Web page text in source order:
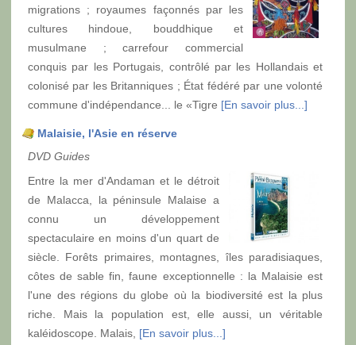
migrations ; royaumes façonnés par les
cultures hindoue, bouddhique et
musulmane ; carrefour commercial
conquis par les Portugais, contrôlé par les Hollandais et
colonisé par les Britanniques ; État fédéré par une volonté
commune d'indépendance... le «Tigre [En savoir plus...]
Malaisie, l'Asie en réserve
DVD Guides
Entre la mer d'Andaman et le détroit
de Malacca, la péninsule Malaise a
connu un développement
spectaculaire en moins d'un quart de
siècle. Forêts primaires, montagnes, îles paradisiaques,
côtes de sable fin, faune exceptionnelle : la Malaisie est
l'une des régions du globe où la biodiversité est la plus
riche. Mais la population est, elle aussi, un véritable
kaléidoscope. Malais, [En savoir plus...]